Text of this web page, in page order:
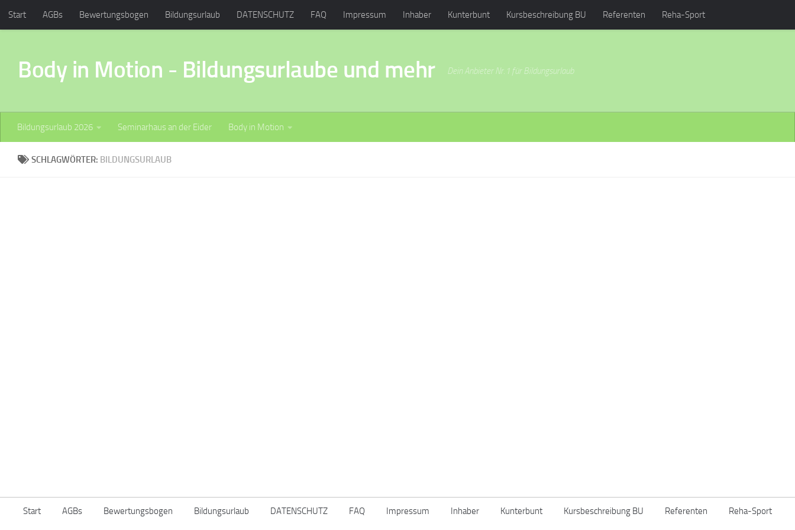
Zum Inhalt springen
Start AGBs Bewertungsbogen Bildungsurlaub DATENSCHUTZ FAQ Impressum Inhaber Kunterbunt Kursbeschreibung BU Referenten Reha-Sport
Body in Motion - Bildungsurlaube und mehr Dein Anbieter Nr.1 für Bildungsurlaub
Bildungsurlaub 2026 Seminarhaus an der Eider Body in Motion
SCHLAGWÖRTER: BILDUNGSURLAUB
Start AGBs Bewertungsbogen Bildungsurlaub DATENSCHUTZ FAQ Impressum Inhaber Kunterbunt Kursbeschreibung BU Referenten Reha-Sport